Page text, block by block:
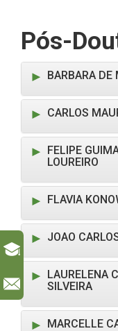
Pós-
BARBARA DE
CARLOS
FELIPE
LOUREIRO
FLAVIA
JOAO
LAURELENA
SILVEIRA
MARCELLE